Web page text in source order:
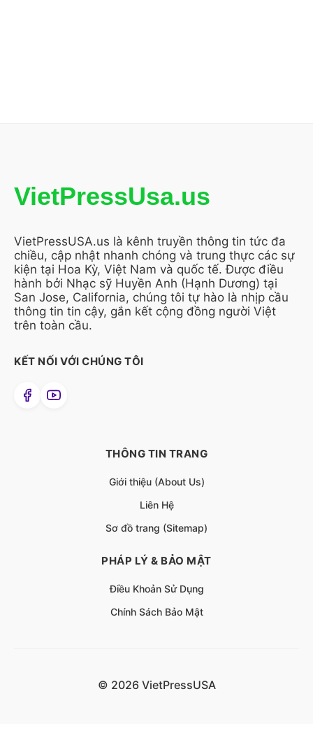
VietPressUsa.us
VietPressUSA.us là kênh truyền thông tin tức đa
chiều, cập nhật nhanh chóng và trung thực các sự
kiện tại Hoa Kỳ, Việt Nam và quốc tế. Được điều
hành bởi Nhạc sỹ Huyền Anh (Hạnh Dương) tại
San Jose, California, chúng tôi tự hào là nhịp cầu
thông tin tin cậy, gắn kết cộng đồng người Việt
trên toàn cầu.
KẾT NỐI VỚI CHÚNG TÔI
THÔNG TIN TRANG
Giới thiệu (About Us)
Liên Hệ
Sơ đồ trang (Sitemap)
PHÁP LÝ & BẢO MẬT
Điều Khoản Sử Dụng
Chính Sách Bảo Mật
© 2026 VietPressUSA